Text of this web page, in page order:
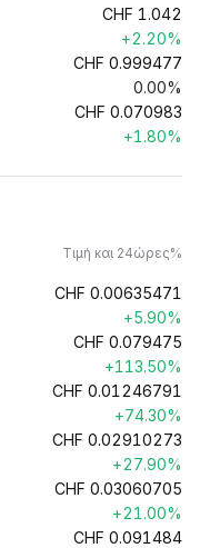
CHF 1.042
+2.20%
CHF 0.999477
0.00%
CHF 0.070983
+1.80%
Τιμή και 24ώρες%
CHF 0.00635471
+5.90%
CHF 0.079475
+113.50%
CHF 0.01246791
+74.30%
CHF 0.02910273
+27.90%
CHF 0.03060705
+21.00%
CHF 0.091484